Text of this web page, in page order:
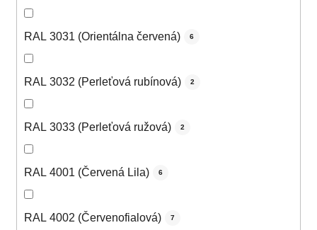
RAL 3031 (Orientálna červená) 6
RAL 3032 (Perleťová rubínová) 2
RAL 3033 (Perleťová ružová) 2
RAL 4001 (Červená Lila) 6
RAL 4002 (Červenofialová) 7